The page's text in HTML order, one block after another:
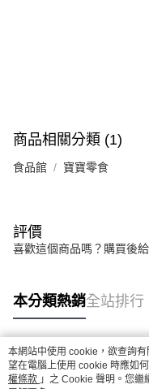
商品相關分類 (1)
食品館 寶寶零食
評價
喜歡這個商品嗎？購買後
本分類熱銷全站排行
熱門標籤
本網站中使用 cookie，欲查詢
望在電腦上使用 cookie 時應如
權條款 」之 Cookie 聲明。您繼